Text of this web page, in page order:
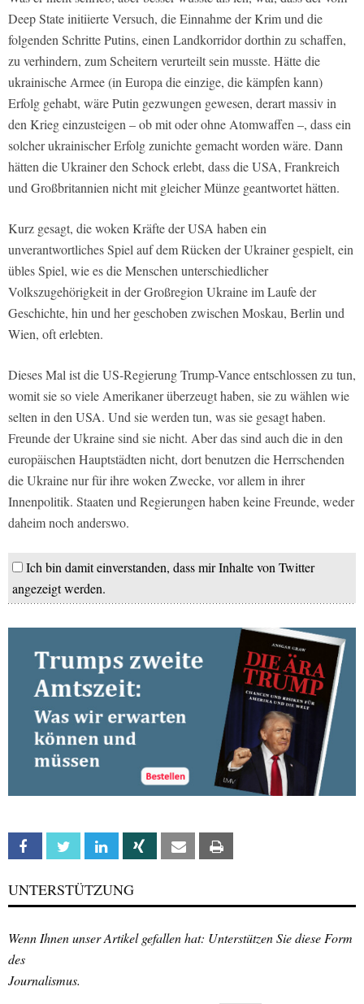
Deep State initiierte Versuch, die Einnahme der Krim und die
folgenden Schritte Putins, einen Landkorridor dorthin zu schaffen,
zu verhindern, zum Scheitern verurteilt sein musste. Hätte die
ukrainische Armee (in Europa die einzige, die kämpfen kann)
Erfolg gehabt, wäre Putin gezwungen gewesen, derart massiv in
den Krieg einzusteigen – ob mit oder ohne Atomwaffen –, dass ein
solcher ukrainischer Erfolg zunichte gemacht worden wäre. Dann
hätten die Ukrainer den Schock erlebt, dass die USA, Frankreich
und Großbritannien nicht mit gleicher Münze geantwortet hätten.
Kurz gesagt, die woken Kräfte der USA haben ein
unverantwortliches Spiel auf dem Rücken der Ukrainer gespielt, ein
übles Spiel, wie es die Menschen unterschiedlicher
Volkszugehörigkeit in der Großregion Ukraine im Laufe der
Geschichte, hin und her geschoben zwischen Moskau, Berlin und
Wien, oft erlebten.
Dieses Mal ist die US-Regierung Trump-Vance entschlossen zu tun,
womit sie so viele Amerikaner überzeugt haben, sie zu wählen wie
selten in den USA. Und sie werden tun, was sie gesagt haben.
Freunde der Ukraine sind sie nicht. Aber das sind auch die in den
europäischen Hauptstädten nicht, dort benutzen die Herrschenden
die Ukraine nur für ihre woken Zwecke, vor allem in ihrer
Innenpolitik. Staaten und Regierungen haben keine Freunde, weder
daheim noch anderswo.
Ich bin damit einverstanden, dass mir Inhalte von Twitter
angezeigt werden.
Facebook Twitter Linkedin Xing Email
UNTERSTÜTZUNG
Wenn Ihnen unser Artikel gefallen hat: Unterstützen Sie diese Form
des
Journalismus.